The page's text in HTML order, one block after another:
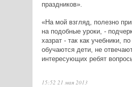
праздников».
«На мой взгляд, полезно
на подобные уроки, -
хазрат - так как учебники,
обучаются дети, не
интересующих ребят
15:52 21 мая 2013